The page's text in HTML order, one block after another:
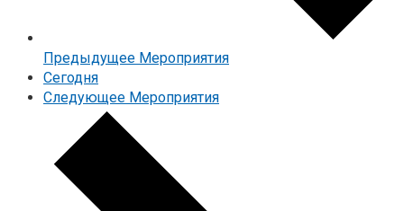
Предыдущее Мероприятия
Cегодня
Следующее Мероприятия